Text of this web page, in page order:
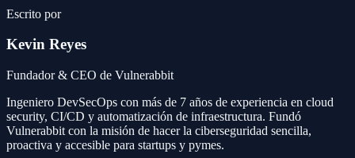
Escrito por
Kevin Reyes
Fundador & CEO de Vulnerabbit
Ingeniero DevSecOps con más de 7 años de experiencia en cloud
security, CI/CD y automatización de infraestructura. Fundó
Vulnerabbit con la misión de hacer la ciberseguridad sencilla,
proactiva y accesible para startups y pymes.